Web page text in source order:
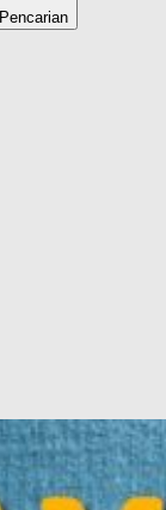
Pencarian